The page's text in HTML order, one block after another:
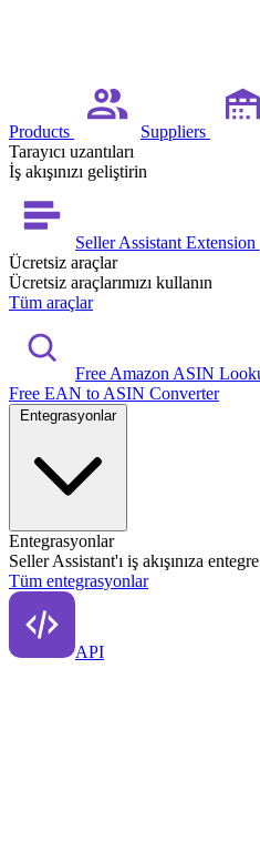
Products Suppliers
Tarayıcı uzantıları
İş akışınızı geliştirin
Seller Assistant Extension
Ücretsiz araçlar
Ücretsiz araçlarımızı kullanın
Tüm araçlar
Free Amazon ASIN
Free EAN to ASIN Converter
Entegrasyonlar
Entegrasyonlar
Seller Assistant'ı iş akışınıza
Tüm entegrasyonlar
API